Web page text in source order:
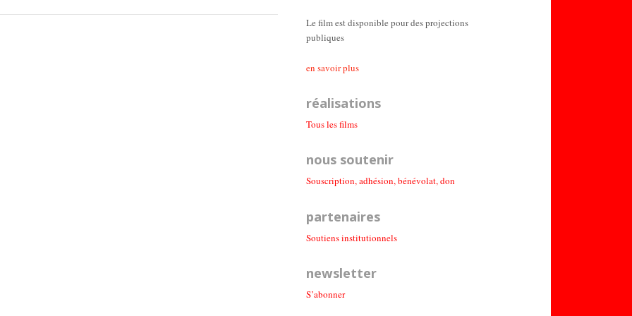
Le film est disponible pour des projections
publiques
en savoir plus
réalisations
Tous les films
nous soutenir
Souscription, adhésion, bénévolat, don
partenaires
Soutiens institutionnels
newsletter
S’abonner